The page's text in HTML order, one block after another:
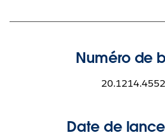
Numéro de
20.1214.4552
Date de